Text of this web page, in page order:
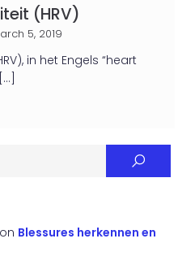
(HRV)
5, 2019
in het Engels “heart
Blessures herkennen en